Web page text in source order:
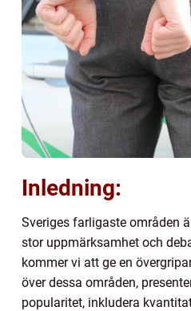
Inledning:
Sveriges farligaste områden
stor uppmärksamhet och
kommer vi att ge en
över dessa områden,
popularitet, inkludera